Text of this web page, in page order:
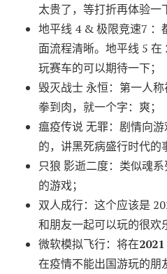
太贵了，等打折再体验一
地平线 4 & 极限竞速7 ：
面流程清晰。地平线 5
玩赛车的可以期待一下；
毁灭战士 永恒：第一人
拳到肉，就一个字：爽；
瘟疫传说 无罪：剧情向
的，讲黑死病盛行时代的
只狼 影逝二度：类似魂
的游戏；
双人成行：这个应该是
和朋友一起可以玩的很欢
微软模拟飞行：将在2021
在疫情不能出国游玩的朋